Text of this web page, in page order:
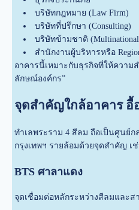
บริษัทกฎหมาย (Law Firm)
บริษัทที่ปรึกษา (Consulting)
บริษัทข้ามชาติ (Multinational
สำนักงานผู้บริหารหรือ
อาคารนี้เหมาะกับธุรกิจที่ให้ควา
ลักษณ์องค์กร”
จุดสำคัญใกล้อาคาร อื้
ทำเลพระราม 4 สีลม ถือเป็นศูนย์ก
กรุงเทพฯ รายล้อมด้วยจุดสำคัญ เ
BTS ศาลาแดง
จุดเชื่อมต่อหลักระหว่างสีลมและส